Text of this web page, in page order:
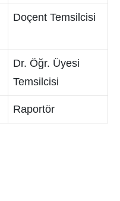
Doçent Temsilcisi
Dr. Öğr. Üyesi
Temsilcisi
Raportör